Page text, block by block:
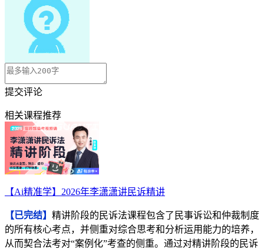
提交评论
相关课程推荐
【Ai精准学】2026年李潇潇讲民诉精讲
【已完结】 精讲阶段的民诉法课程包含了民事诉讼和仲裁制度
的所有核心考点，并侧重对综合思考和分析运用能力的培养，
从而契合法考对“案例化”考查的侧重。通过对精讲阶段的民诉